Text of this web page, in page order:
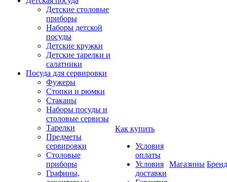
Детские столовые
приборы
Наборы детской
посуды
Детские кружки
Детские тарелки и
салатники
Посуда для сервировки
Фужеры
Стопки и рюмки
Стаканы
Наборы посуды и
столовые сервизы
Тарелки
Предметы
сервировки
Столовые
приборы
Графины,
Как купить
Условия
оплаты
Условия
доставки
Магазины